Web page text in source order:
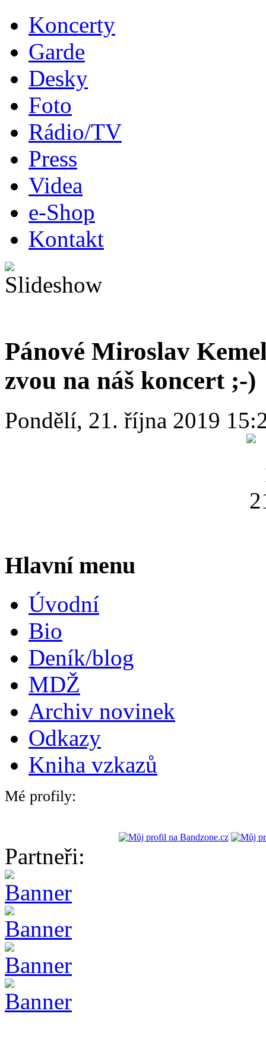
Koncerty
Garde
Desky
Foto
Rádio/TV
Press
Videa
e-Shop
Kontakt
Pánové Miroslav
zvou na náš koncert ;-)
Pondělí, 21. října 2019
Hlavní menu
Úvodní
Bio
Deník/blog
MDŽ
Archiv novinek
Odkazy
Kniha vzkazů
Mé profily:
Partneři: